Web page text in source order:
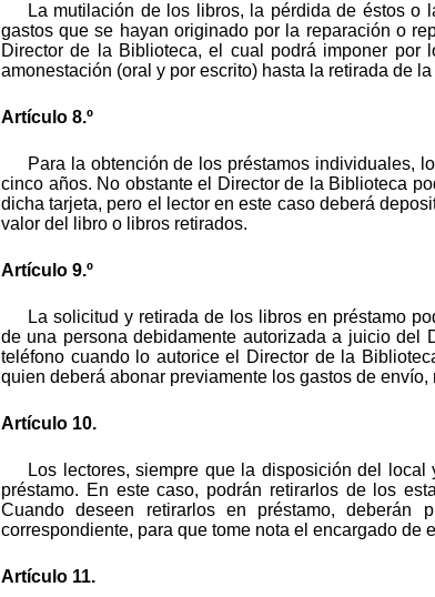
La mutilación de los libros, la pérdida de éstos
gastos que se hayan originado por la reparación o
Director de la Biblioteca, el cual podrá imponer por
amonestación (oral y por escrito) hasta la retirada de
Artículo 8.º
Para la obtención de los préstamos individuales,
cinco años. No obstante el Director de la Biblioteca
dicha tarjeta, pero el lector en este caso deberá
valor del libro o libros retirados.
Artículo 9.º
La solicitud y retirada de los libros en préstamo
de una persona debidamente autorizada a juicio del
teléfono cuando lo autorice el Director de la
quien deberá abonar previamente los gastos de
Artículo 10.
Los lectores, siempre que la disposición del
préstamo. En este caso, podrán retirarlos de los
Cuando deseen retirarlos en préstamo,
correspondiente, para que tome nota el encargado de
Artículo 11.